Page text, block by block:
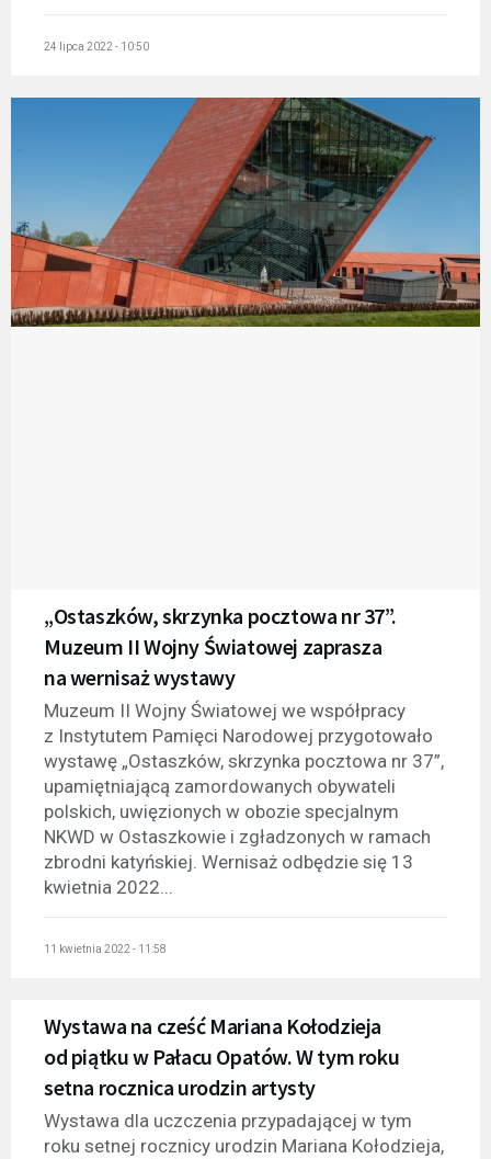
24 lipca 2022 - 10:50
„Ostaszków, skrzynka pocztowa nr 37”.
Muzeum II Wojny Światowej zaprasza
na wernisaż wystawy
Muzeum II Wojny Światowej we współpracy
z Instytutem Pamięci Narodowej przygotowało
wystawę „Ostaszków, skrzynka pocztowa nr 37”,
upamiętniającą zamordowanych obywateli
polskich, uwięzionych w obozie specjalnym
NKWD w Ostaszkowie i zgładzonych w ramach
zbrodni katyńskiej. Wernisaż odbędzie się 13
kwietnia 2022...
11 kwietnia 2022 - 11:58
Wystawa na cześć Mariana Kołodzieja
od piątku w Pałacu Opatów. W tym roku
setna rocznica urodzin artysty
Wystawa dla uczczenia przypadającej w tym
roku setnej rocznicy urodzin Mariana Kołodzieja,